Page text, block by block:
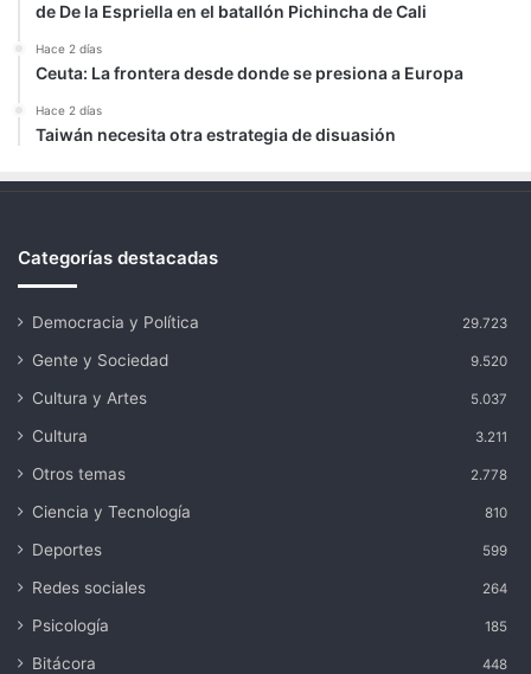
de De la Espriella en el batallón Pichincha de Cali
Hace 2 días
Ceuta: La frontera desde donde se presiona a Europa
Hace 2 días
Taiwán necesita otra estrategia de disuasión
Categorías destacadas
Democracia y Política 29.723
Gente y Sociedad 9.520
Cultura y Artes 5.037
Cultura 3.211
Otros temas 2.778
Ciencia y Tecnología 810
Deportes 599
Redes sociales 264
Psicología 185
Bitácora 448